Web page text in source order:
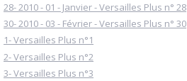
28- 2010 - 01 - Janvier - Versailles Plus n° 28
30- 2010 - 03 - Février - Versailles Plus n° 30
1- Versailles Plus n°1
2- Versailles Plus n°2
3- Versailles Plus n°3